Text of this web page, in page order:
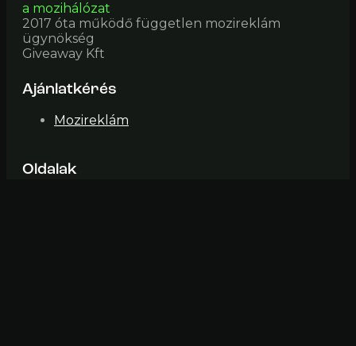
a mozihálózat
2017 óta működő független mozireklám
ügynökség
Giveaway Kft
Ajánlatkérés
Mozireklám
Oldalak